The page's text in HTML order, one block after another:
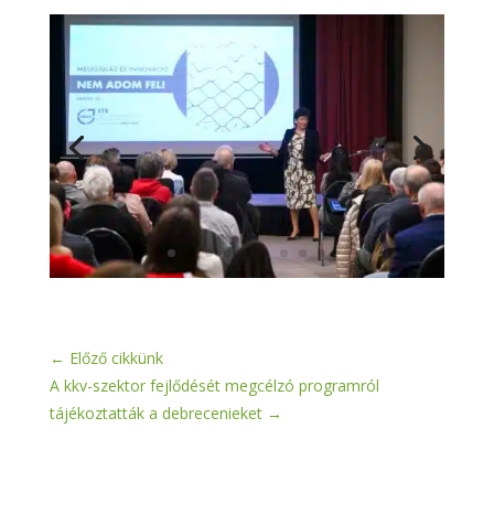
← Előző cikkünk
A kkv-szektor fejlődését megcélzó programról
tájékoztatták a debrecenieket→